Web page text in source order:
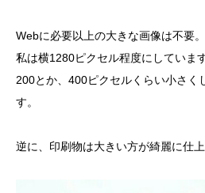
Webに必要以上の大きな画像は不要。
私は横1280ピクセル程度にしています
200とか、400ピクセルくらい小さく
す。
逆に、印刷物は大きい方が綺麗に仕上